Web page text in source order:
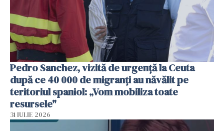
Pedro Sanchez, vizită de urgență la Ceuta
după ce 40 000 de migranți au năvălit pe
teritoriul spaniol: „Vom mobiliza toate
resursele"
31 IULIE 2026